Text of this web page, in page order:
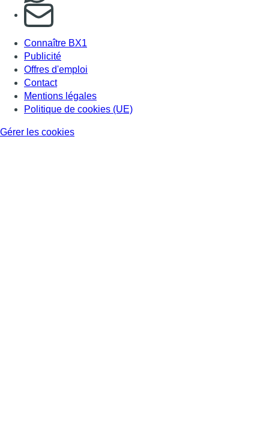
S'abonner à notre newsletter
Connaître BX1
Publicité
Offres d'emploi
Contact
Mentions légales
Politique de cookies (UE)
Gérer les cookies